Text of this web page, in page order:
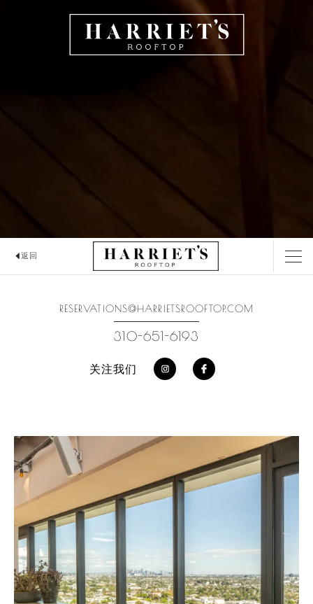
HARRIET'S
返回
RESERVATIONS@HARRIETSROOFTOP.COM
310-651-6193
关注我们